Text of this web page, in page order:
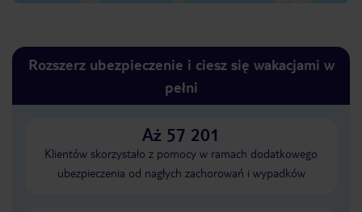
Rozszerz ubezpieczenie i ciesz się wakacjami w
pełni
Aż 57 201
Klientów skorzystało z pomocy w ramach dodatkowego
ubezpieczenia od nagłych zachorowań i wypadków